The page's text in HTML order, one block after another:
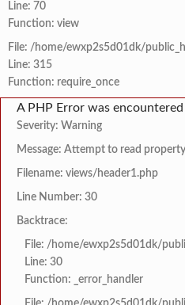
Line: 70
Function: view
File: /home/ewxp2s5d01dk/
Line: 315
Function: require_once
A PHP Error was encountered
Severity: Warning
Message: Attempt to read property
Filename: views/header1.php
Line Number: 30
Backtrace:
File: /home/ewxp2s5d01dk/
Line: 30
Function: _error_handler